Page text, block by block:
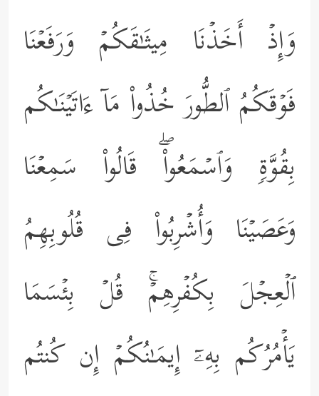
وَإِذۡ أَخَذۡنَا مِیثَـٰقَكُمۡ وَرَفَعۡنَا
فَوۡقَكُمُ ٱلطُّورَ خُذُواْ مَاۤ ءَاتَیۡنَـٰكُم
بِقُوَّةࣲ وَٱسۡمَعُواْۖ قَالُواْ سَمِعۡنَا
وَعَصَیۡنَا وَأُشۡرِبُواْ فِی قُلُوبِهِمُ
ٱلۡعِجۡلَ بِكُفۡرِهِمۡۚ قُلۡ بِئۡسَمَا
یَأۡمُرُكُم بِهِۦۤ إِیمَـٰنُكُمۡ إِن كُنتُم